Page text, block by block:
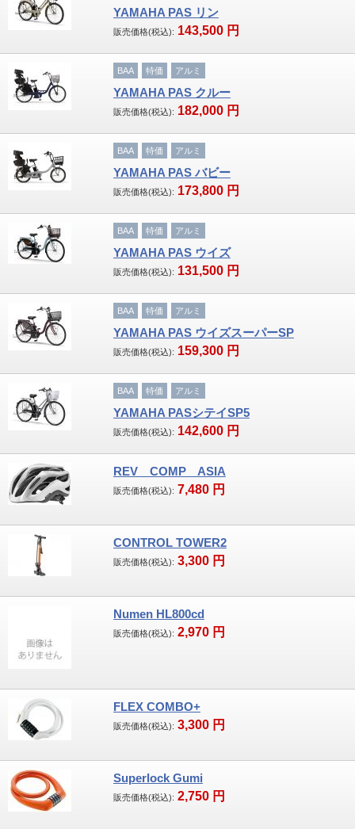
ヘルメット
ライト
テールライト
ワイヤーロック
ボトルケージ
空気入れ
サドル
サイクルバック
グリップ・バーテープ
ペダル
タイヤ・チューブ
ケミカル製品
その他
店舗案内
取扱いメーカー一覧
お客様が投稿する！私、自転車を楽しんでい
ます。
YAMAHA PAS リン
販売価格(税込): 143,500 円
BAA 特価 アルミ
YAMAHA PAS クルー
販売価格(税込): 182,000 円
BAA 特価 アルミ
YAMAHA PAS バビー
販売価格(税込): 173,800 円
BAA 特価 アルミ
YAMAHA PAS ウイズ
販売価格(税込): 131,500 円
BAA 特価 アルミ
YAMAHA PAS ウイズスーパーSP
販売価格(税込): 159,300 円
BAA 特価 アルミ
YAMAHA PASシテイSP5
販売価格(税込): 142,600 円
REV COMP ASIA
販売価格(税込): 7,480 円
CONTROL TOWER2
販売価格(税込): 3,300 円
Numen HL800cd
販売価格(税込): 2,970 円
FLEX COMBO+
販売価格(税込): 3,300 円
Superlock Gumi
販売価格(税込): 2,750 円